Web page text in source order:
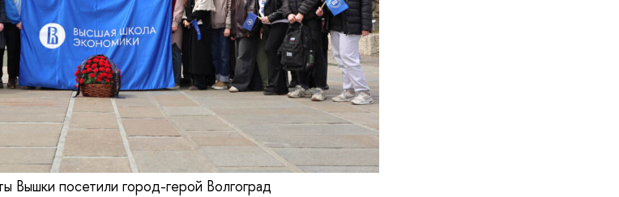
посетили город-герой Волгоград